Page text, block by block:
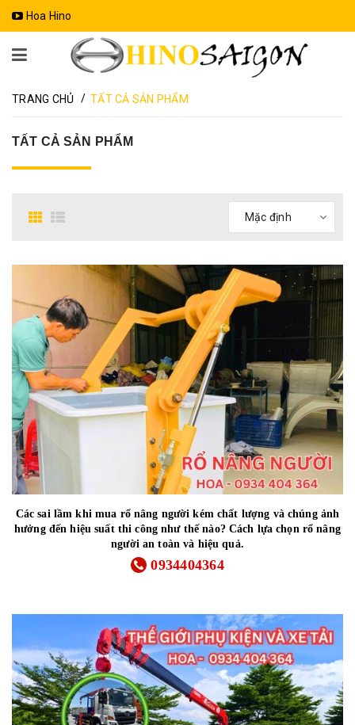
Hoa Hino
TRANG CHỦ / TẤT CẢ SẢN PHẨM
TẤT CẢ SẢN PHẨM
Các sai lầm khi mua rổ nâng người kém chất lượng và chúng ảnh
hưởng đến hiệu suất thi công như thế nào? Cách lựa chọn rổ nâng
người an toàn và hiệu quả.
0934404364